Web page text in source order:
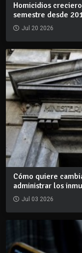
Homicidios
semestre desde
Jul 20 2026
Cómo quiere
administrar los
Jul 03 2026